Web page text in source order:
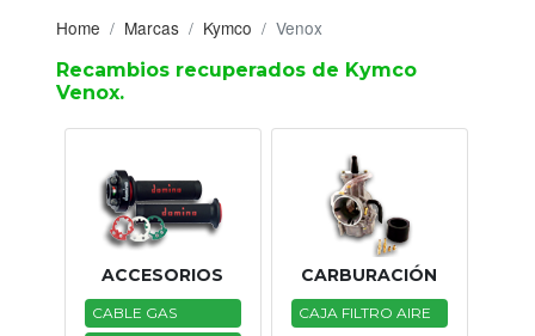
Neumáticos
Campa
Nuevos
Motores
Usados
Home Marcas Kymco Venox
Recambios recuperados de Kymco
Venox.
ACCESORIOS
CABLE GAS
CARBURACIÓN
CAJA FILTRO AIRE